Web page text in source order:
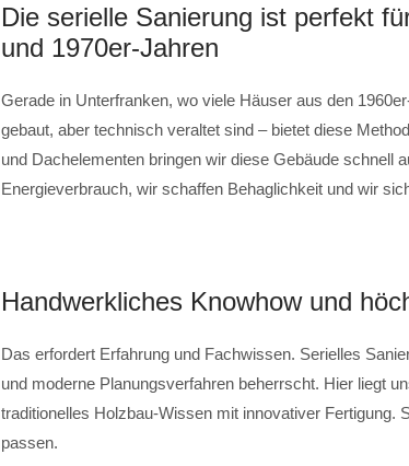
Die serielle Sanierung ist perfekt
und 1970er-Jahren
Gerade in Unterfranken, wo viele Häuser aus den
gebaut, aber technisch veraltet sind – bietet diese
und Dachelementen bringen wir diese Gebäude schnell
Energieverbrauch, wir schaffen Behaglichkeit und wir
Handwerkliches Knowhow und
Das erfordert Erfahrung und Fachwissen. Serielles
und moderne Planungsverfahren beherrscht. Hier liegt
traditionelles Holzbau-Wissen mit innovativer Fertigung.
passen.